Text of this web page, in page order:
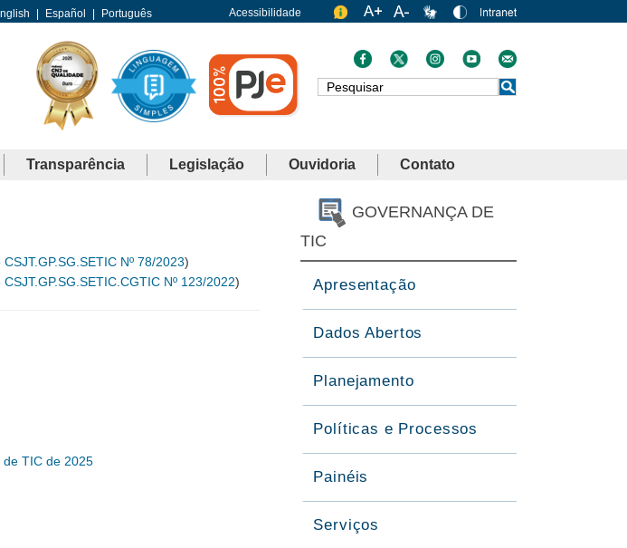
Español Português Acessibilidade
Busca
Transparência Legislação Ouvidoria Contato
CSJT.GP.SG.SETIC Nº 78/2023)
CSJT.GP.SG.SETIC.CGTIC Nº 123/2022)
TIC de 2025
GOVERNANÇA DE
TIC
Apresentação
Dados Abertos
Planejamento
Políticas e Processos
Painéis
Serviços